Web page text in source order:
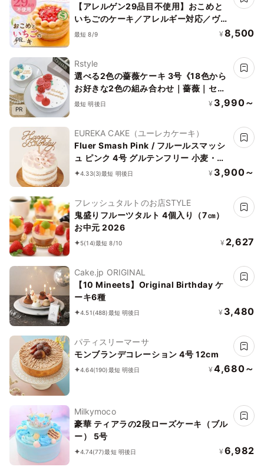
PR
【アレルゲン29品目不使用】おこめと
いちごのケーキ／アレルギー対応／ヴィ
ーガン、グルテンフリー、ハラール、プ
最短 8/9 ¥ 8,500
PR
Rstyle
選べる2色の薔薇ケーキ 3号《18色から
お好きな2色の組み合わせ｜薔薇｜セン
イルケーキ｜メッセージ｜韓国》
最短 明後日 ¥ 3,990～
EUREKA CAKE（ユーレカケーキ）
Fluer Smash Pink / フルールスマッシ
ュ ピンク 4号 グルテンフリー 小麦・乳
不使用 着色料不使用
4.33(3)最短 明後日 ¥ 3,900～
フレッシュタルトのお店STYLE
鬼盛りフルーツタルト 4個入り（7㎝）
お中元 2026
5(14)最短 8/10 ¥ 2,627
Cake.jp ORIGINAL
【10 Mineets】Original Birthday ケ
ーキ6種
4.51(488)最短 明後日 ¥ 3,480
パティスリーマーサ
モンブランデコレーション 4号 12cm
4.64(190)最短 明後日 ¥ 4,680～
Milkymoco
豪華 ティアラの2段ローズケーキ（ブル
ー） 5号
4.74(77)最短 明後日 ¥ 6,982